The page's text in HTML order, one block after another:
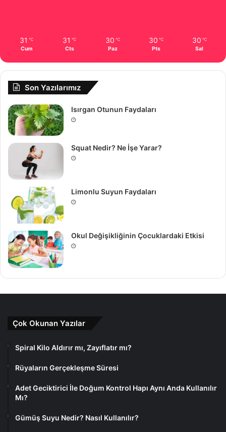
31 ℃
Cum
31 ℃
Cts
30 ℃
Paz
30 ℃
Pts
30 ℃
Sal
Son Yazılarımız
Isırgan Otunun Faydaları
Squat Nedir? Ne İşe Yarar?
Limonlu Suyun Faydaları
Okul Değişikliğinin Çocuklardaki Etkisi
Çok Okunan Yazılar
Spiral Kilo Aldırır mı, Zayıflatır mı?
Rüyaların Gerçekleşme Süresi
Adet Geciktirici İle Doğum Kontrol Hapı Aynı Anda Kullanılır
Mı?
Gümüş Suyu Nedir? Nasıl Kullanılır?